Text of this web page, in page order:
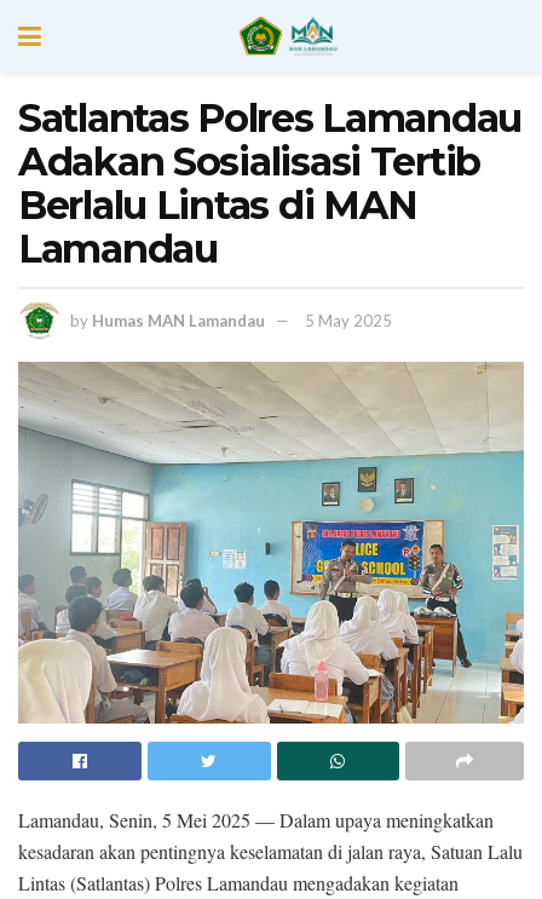
Satlantas Polres Lamandau
Adakan Sosialisasi Tertib
Berlalu Lintas di MAN
Lamandau
by Humas MAN Lamandau 5 May 2025
Lamandau, Senin, 5 Mei 2025 — Dalam upaya meningkatkan
kesadaran akan pentingnya keselamatan di jalan raya, Satuan Lalu
Lintas (Satlantas) Polres Lamandau mengadakan kegiatan